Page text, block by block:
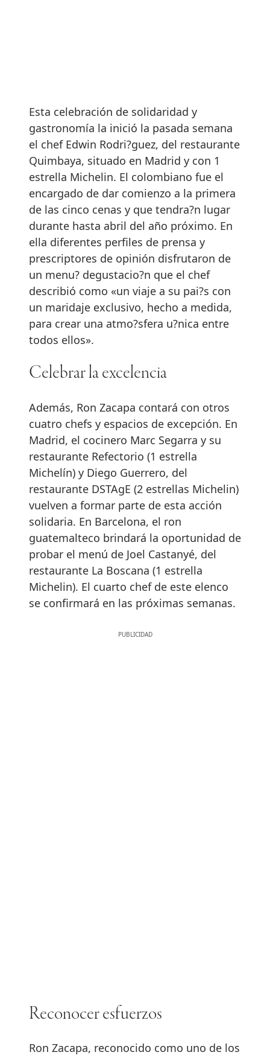
Esta celebración de solidaridad y
gastronomía la inició la pasada semana
el chef Edwin Rodri?guez, del restaurante
Quimbaya, situado en Madrid y con 1
estrella Michelin. El colombiano fue el
encargado de dar comienzo a la primera
de las cinco cenas y que tendra?n lugar
durante hasta abril del año próximo. En
ella diferentes perfiles de prensa y
prescriptores de opinión disfrutaron de
un menu? degustacio?n que el chef
describió como «un viaje a su pai?s con
un maridaje exclusivo, hecho a medida,
para crear una atmo?sfera u?nica entre
todos ellos».
Celebrar la excelencia
Además, Ron Zacapa contará con otros
cuatro chefs y espacios de excepción. En
Madrid, el cocinero Marc Segarra y su
restaurante Refectorio (1 estrella
Michelín) y Diego Guerrero, del
restaurante DSTAgE (2 estrellas Michelin)
vuelven a formar parte de esta acción
solidaria. En Barcelona, el ron
guatemalteco brindará la oportunidad de
probar el menú de Joel Castanyé, del
restaurante La Boscana (1 estrella
Michelin). El cuarto chef de este elenco
se confirmará en las próximas semanas.
Reconocer esfuerzos
Ron Zacapa, reconocido como uno de los